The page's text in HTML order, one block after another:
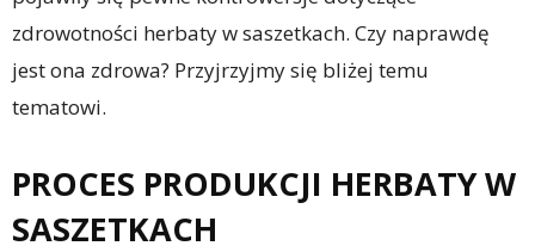
zdrowotności herbaty w saszetkach. Czy naprawdę
jest ona zdrowa? Przyjrzyjmy się bliżej temu
tematowi.
PROCES PRODUKCJI HERBATY W
SASZETKACH